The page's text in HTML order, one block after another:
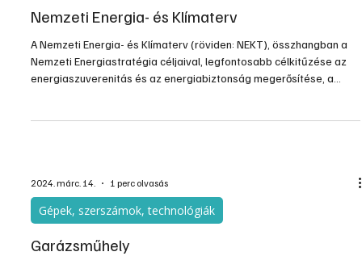
Nemzeti Energia- és Klímaterv
A Nemzeti Energia- és Klímaterv (röviden: NEKT), összhangban a
Nemzeti Energiastratégia céljaival, legfontosabb célkitűzése az
energiaszuverenitás és az energiabiztonság megerősítése, a
2024. márc. 14. 1 perc olvasás
Gépek, szerszámok, technológiák
Garázsműhely